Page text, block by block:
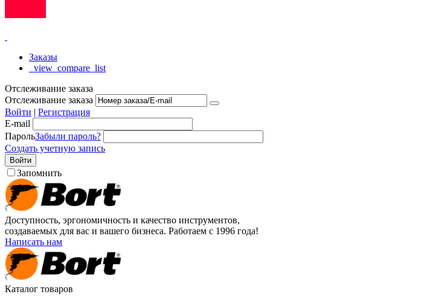
Заказы
_view_compare_list
Отслеживание заказа
Отслеживание заказа
Войти | Регистрация
E-mail
ПарольЗабыли пароль?
Создать учетную запись
Войти
Запомнить
Доступность, эргономичность и качество инструментов,
создаваемых для вас и вашего бизнеса. Работаем с 1996 года!
Написать нам
Каталог товаров